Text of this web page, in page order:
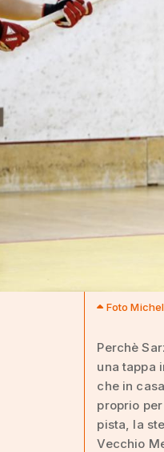
Foto
Perchè
una tappa
che in
proprio
pista, la
Vecchio